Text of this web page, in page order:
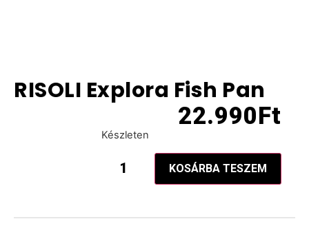
RISOLI Explora Fish Pan
Készleten
KOSÁRBA TESZEM
22.990Ft